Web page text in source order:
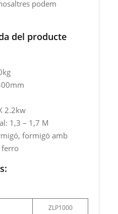
podem
del producte
2.2kw
1,3 – 1,7 M
formigó amb
ferro
ZLP1000